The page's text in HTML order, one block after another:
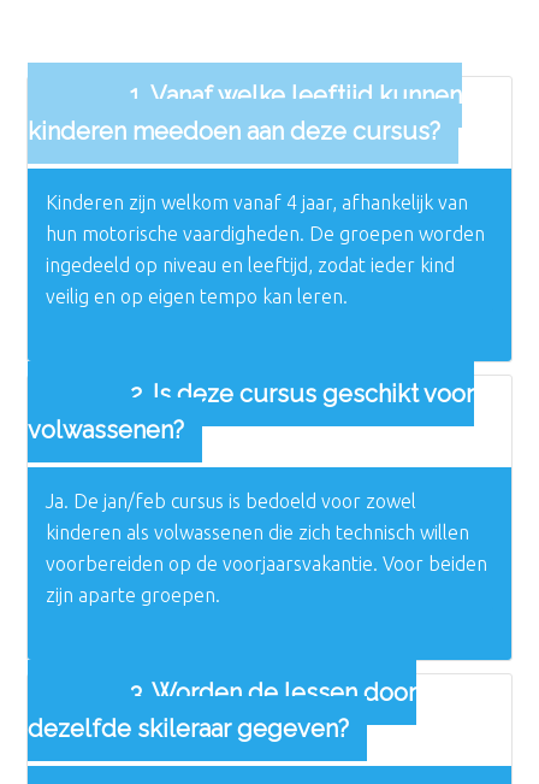
1. Vanaf welke leeftijd kunnen
kinderen meedoen aan deze cursus?
Kinderen zijn welkom vanaf 4 jaar, afhankelijk van
hun motorische vaardigheden. De groepen worden
ingedeeld op niveau en leeftijd, zodat ieder kind
veilig en op eigen tempo kan leren.
2. Is deze cursus geschikt voor
volwassenen?
Ja. De jan/feb cursus is bedoeld voor zowel
kinderen als volwassenen die zich technisch willen
voorbereiden op de voorjaarsvakantie. Voor beiden
zijn aparte groepen.
3. Worden de lessen door
dezelfde skileraar gegeven?